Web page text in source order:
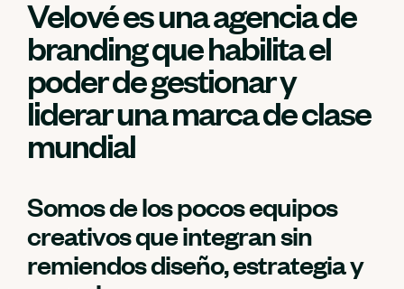
Velové es una agencia de
branding que habilita el
poder de gestionar y
liderar una marca de clase
mundial
Somos de los pocos equipos
creativos que integran sin
remiendos diseño, estrategia y